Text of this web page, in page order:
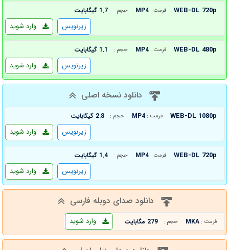
WEB-DL 720p فرمت : MP4 حجم : 1.7 گیگابایت
وارد شوید زیرنویس
WEB-DL 480p فرمت : MP4 حجم : 1.1 گیگابایت
وارد شوید زیرنویس
دانلود نسخه اصلی
WEB-DL 1080p فرمت : MP4 حجم : 2.8 گیگابایت
وارد شوید زیرنویس
WEB-DL 720p فرمت : MP4 حجم : 1.4 گیگابایت
وارد شوید زیرنویس
دانلود صدای دوبله فارسی
فرمت : MKA حجم : 279 مگابایت وارد شوید